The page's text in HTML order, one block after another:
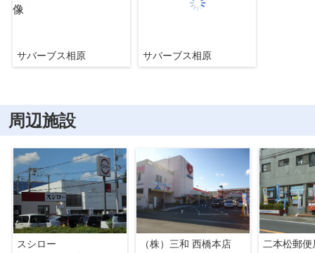
サバーブス相原 サバーブス相原
周辺施設
スシロー
（株）三和 西橋本店
二本松郵便